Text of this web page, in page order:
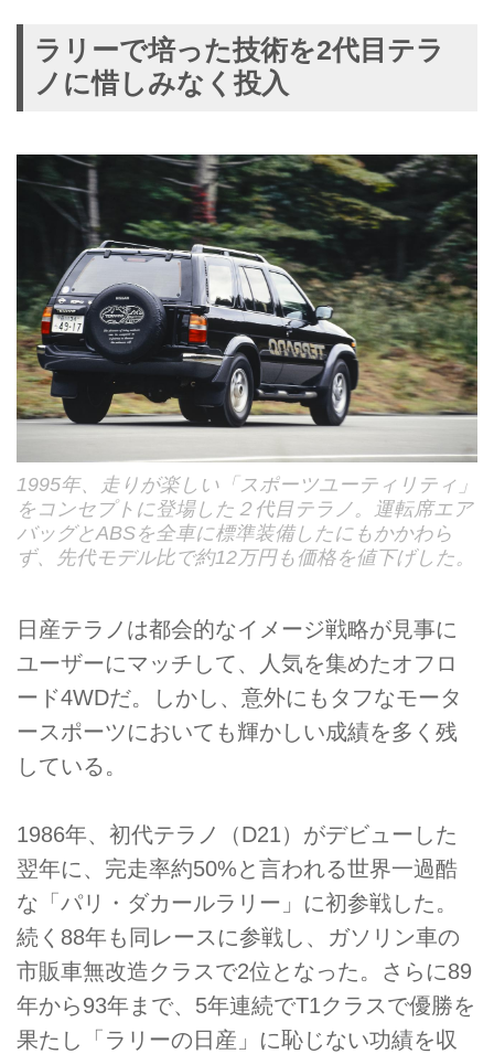
ラリーで培った技術を2代目テラ
ノに惜しみなく投入
1995年、走りが楽しい「スポーツユーティリティ」
をコンセプトに登場した２代目テラノ。運転席エア
バッグとABSを全車に標準装備したにもかかわら
ず、先代モデル比で約12万円も価格を値下げした。
日産テラノは都会的なイメージ戦略が見事に
ユーザーにマッチして、人気を集めたオフロ
ード4WDだ。しかし、意外にもタフなモータ
ースポーツにおいても輝かしい成績を多く残
している。
1986年、初代テラノ（D21）がデビューした
翌年に、完走率約50%と言われる世界一過酷
な「パリ・ダカールラリー」に初参戦した。
続く88年も同レースに参戦し、ガソリン車の
市販車無改造クラスで2位となった。さらに89
年から93年まで、5年連続でT1クラスで優勝を
果たし「ラリーの日産」に恥じない功績を収